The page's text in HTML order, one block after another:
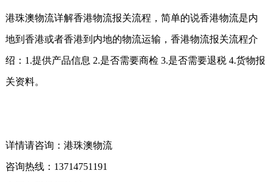
港珠澳物流详解香港物流报关流程，简单的说香港物流是内
地到香港或者香港到内地的物流运输，香港物流报关流程介
绍： 1.提供产品信息 2.是否需要商检 3.是否需要退税4.货物报
关资料。
详情请咨询：港珠澳物流
咨询热线：13714751191